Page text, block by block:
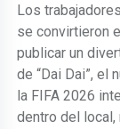
Los
se convirtieron
publicar un
de “Dai Dai”, el
la FIFA 2026
dentro del